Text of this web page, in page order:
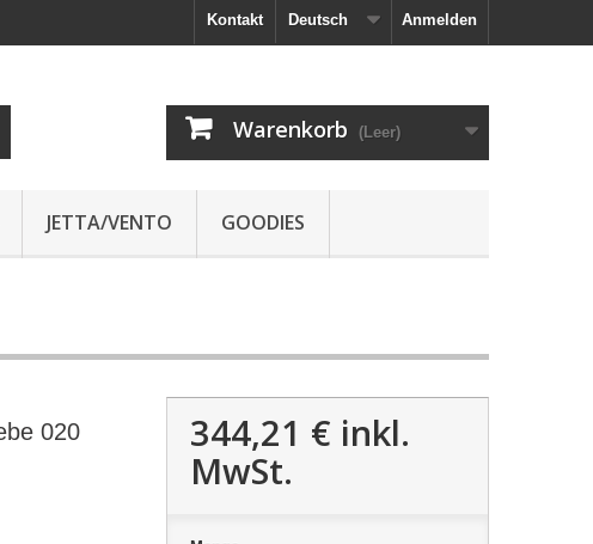
Anmelden
Deutsch
Kontakt
Warenkorb (Leer)
JETTA/VENTO GOODIES
020 344,21 € inkl.
MwSt.